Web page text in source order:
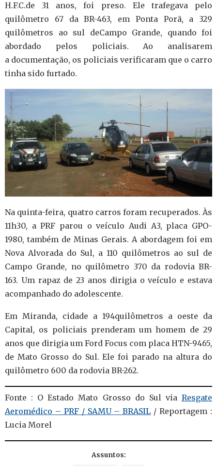
H.F.C.de 31 anos, foi preso. Ele trafegava pelo
quilômetro 67 da BR-463, em Ponta Porã, a 329
quilômetros ao sul deCampo Grande, quando foi
abordado pelos policiais. Ao analisarem
a documentação, os policiais verificaram que o carro
tinha sido furtado.
Na quinta-feira, quatro carros foram recuperados. Às
11h30, a PRF parou o veículo Audi A3, placa GPO-
1980, também de Minas Gerais. A abordagem foi em
Nova Alvorada do Sul, a 110 quilômetros ao sul de
Campo Grande, no quilômetro 370 da rodovia BR-
163. Um rapaz de 23 anos dirigia o veículo e estava
acompanhado do adolescente.
Em Miranda, cidade a 194quilômetros a oeste da
Capital, os policiais prenderam um homem de 29
anos que dirigia um Ford Focus com placa HTN-9465,
de Mato Grosso do Sul. Ele foi parado na altura do
quilômetro 600 da rodovia BR-262.
Fonte : O Estado Mato Grosso do Sul via Resgate
Aeromédico – PRF / SAMU – BRASIL / Reportagem :
Lucia Morel
Assuntos: